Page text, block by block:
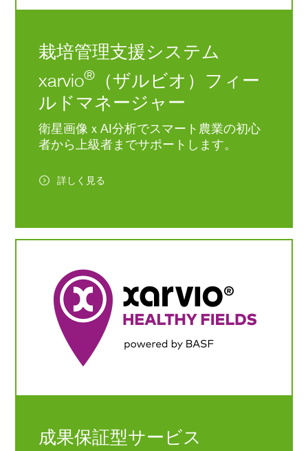
栽培管理支援システム
xarvio®
（ザルビオ）フィー
ルドマネージャー
衛星画像ｘAI分析でスマート農業の初心
者から上級者までサポートします。
詳しく見る
成果保証型サービス